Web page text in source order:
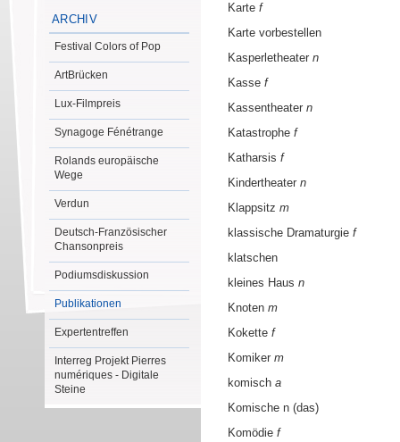
ARCHIV
Festival Colors of Pop
ArtBrücken
Lux-Filmpreis
Synagoge Fénétrange
Rolands europäische
Wege
Verdun
Deutsch-Französischer
Chansonpreis
Podiumsdiskussion
Publikationen
Expertentreffen
Interreg Projekt Pierres
numériques - Digitale
Steine
Karte f
Karte vorbestellen
Kasperletheater n
Kasse f
Kassentheater n
Katastrophe f
Katharsis f
Kindertheater n
Klappsitz m
klassische Dramaturgie f
klatschen
kleines Haus n
Knoten m
Kokette f
Komiker m
komisch a
Komische n (das)
Komödie f